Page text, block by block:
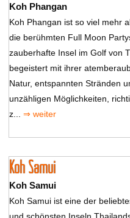
Koh Phangan
Koh Phangan ist so viel mehr
die berühmten Full Moon
zauberhafte Insel im Golf von
begeistert mit ihrer
Natur, entspannten Stränden
unzähligen Möglichkeiten,
z... ⇒ weiter
Koh Samui
Koh Samui
Koh Samui ist eine der
und schönsten Inseln